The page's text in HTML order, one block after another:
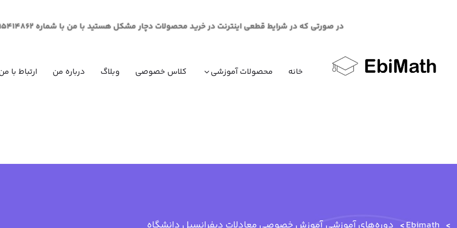
در صورتی که در شرایط قطعی اینترنت در خرید محصولات دچار مشکل هستید با من با شماره 09195414862 از طریق پیام در ارتباط باشید.
خانه محصولات آموزشی کلاس خصوصی وبلاگ درباره من ارتباط با